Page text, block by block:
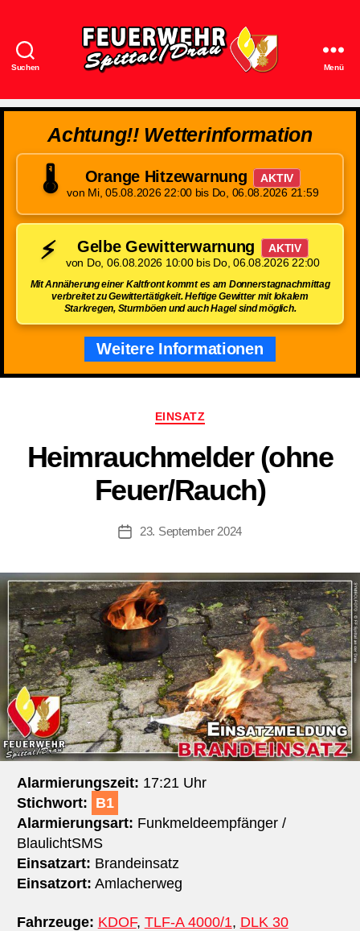
Suchen
Spittal/Drau
Menü
Achtung!! Wetterinformation
🌡️ Orange Hitzewarnung
AKTIV
von Mi, 05.08.2026 22:00 bis Do, 06.08.2026 21:59
⚡ Gelbe Gewitterwarnung
AKTIV
von Do, 06.08.2026 10:00 bis Do, 06.08.2026 22:00
Mit Annäherung einer Kaltfront kommt es am Donnerstagnachmittag
verbreitet zu Gewittertätigkeit. Heftige Gewitter mit lokalem
Starkregen, Sturmböen und auch Hagel sind möglich.
Weitere Informationen
Kategorien
EINSATZ
Heimrauchmelder (ohne
Feuer/​Rauch)
Beitragsdatum
23. September 2024
Alarmierungszeit: 17:21 Uhr
Stichwort: B1
Alarmierungsart: Funkmeldeempfänger /
BlaulichtSMS
Einsatzart: Brandeinsatz
Einsatzort: Amlacherweg
Fahrzeuge: KDOF, TLF-A 4000/1, DLK 30